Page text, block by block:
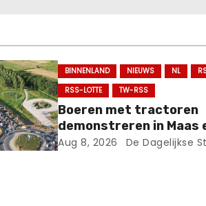
BINNENLAND NIEUWS NL
RSS-LOTTE
TW-RSS
Boeren met tractoren
demonstreren in Maas
Aug 8, 2026 De Dagelijkse